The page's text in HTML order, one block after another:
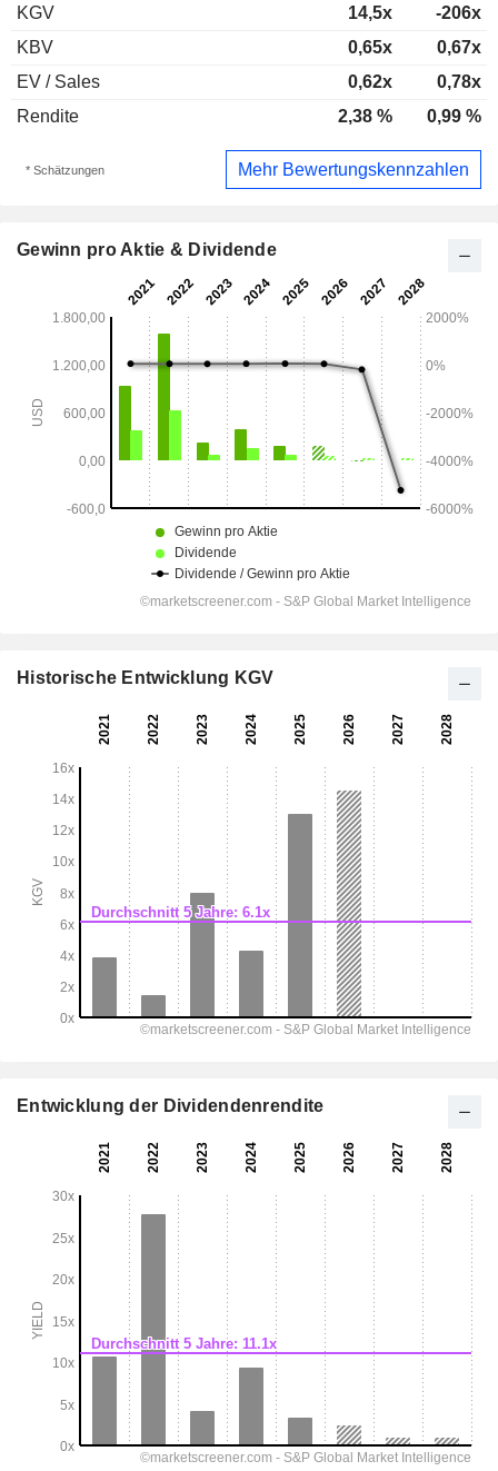
KGV
14,5x
-206x
KBV
0,65x
0,67x
EV / Sales
0,62x
0,78x
Rendite
2,38 % 0,99 %
* Schätzungen Mehr Bewertungskennzahlen
Gewinn pro Aktie & Dividende
Historische Entwicklung KGV
Entwicklung der Dividendenrendite